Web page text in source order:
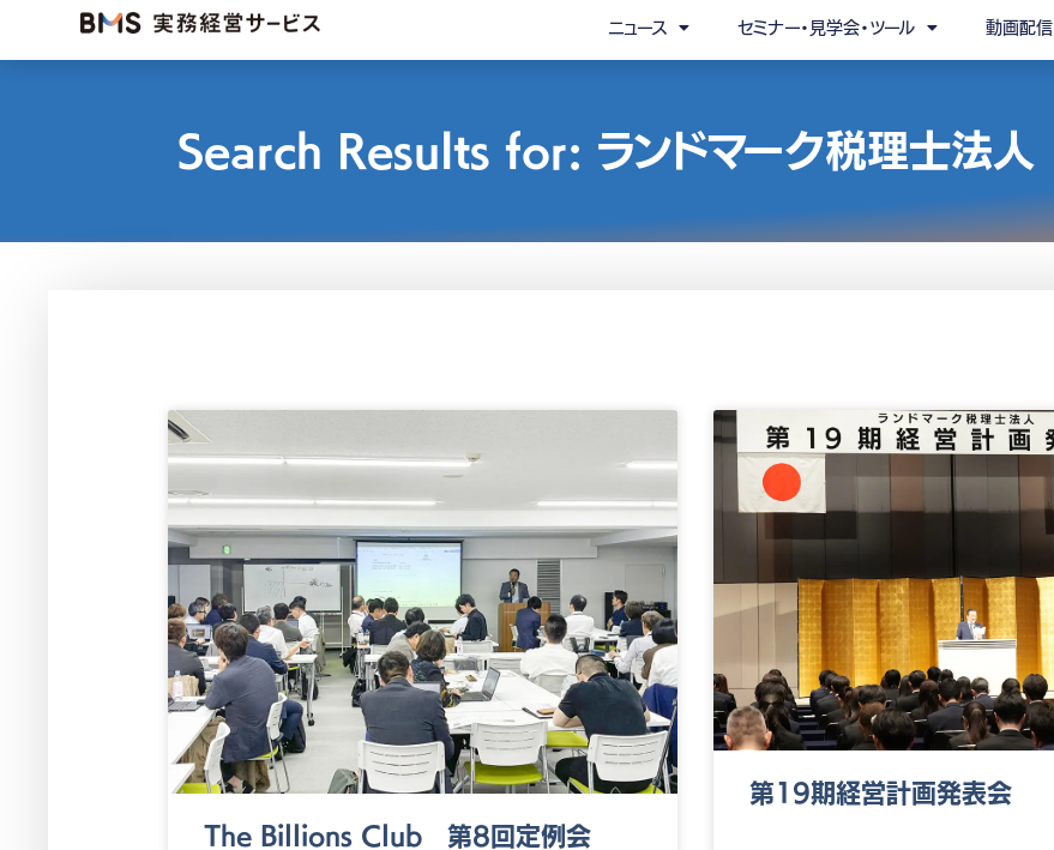
ニュース セミナー・見学会・ツール 動画配信
Search Results for: ランドマーク税理士法人
The Billions Club 第8回定例会
第19期経営計画発表会